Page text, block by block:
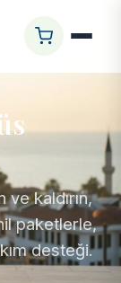
kaldırın,
paketlerle,
desteği.